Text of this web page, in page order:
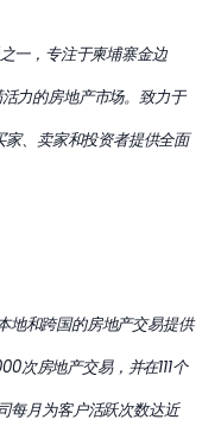
一，专注于柬埔寨金边
力的房地产市场。致力于
、卖家和投资者提供全面
地和跨国的房地产交易提供
次房地产交易，并在111个
每月为客户活跃次数达近